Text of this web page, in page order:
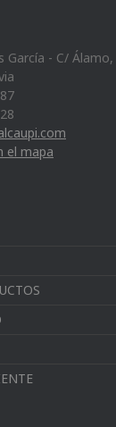
García - C/
el mapa